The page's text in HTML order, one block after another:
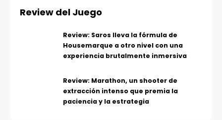
Review del Juego
Review: Saros lleva la fórmula de
Housemarque a otro nivel con una
experiencia brutalmente inmersiva
Review: Marathon, un shooter de
extracción intenso que premia la
paciencia y la estrategia